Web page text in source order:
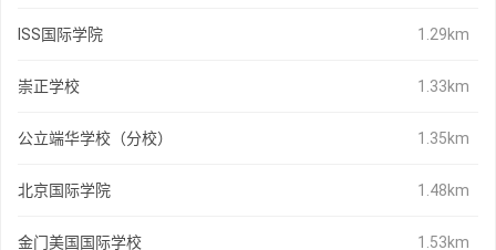
ISS国际学院 1.29km
崇正学校 1.33km
公立端华学校（分校） 1.35km
北京国际学院 1.48km
金门美国国际学校 1.53km